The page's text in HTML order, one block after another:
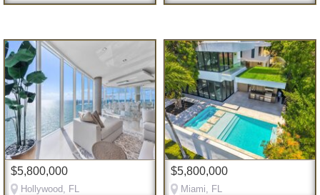
$5,800,000
Hollywood, FL
$5,800,000
Miami, FL